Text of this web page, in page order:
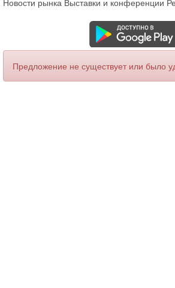
Предложение не существует или было